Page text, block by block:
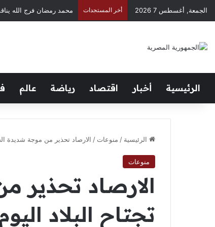
الجمعة, أغسطس 7 2026 أخر المستجدات
الرئيسية أخبار اقتصاد رياضة عالم
الرئيسية / منوعات / الارصاد تحذير من موجة شديدة
منوعات
الارصاد تحذير
تجتاح البلاد